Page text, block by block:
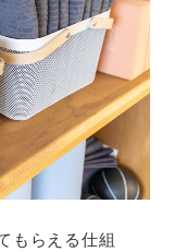
もらえる仕組